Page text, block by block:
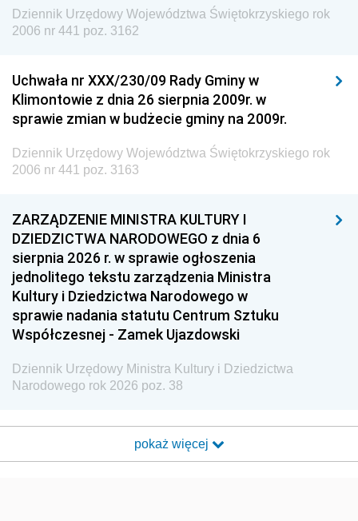
Dziennik Urzędowy Województwa Świętokrzyskiego rok
2006 nr 441 poz. 3162
Uchwała nr XXX/230/09 Rady Gminy w
Klimontowie z dnia 26 sierpnia 2009r. w
sprawie zmian w budżecie gminy na 2009r.
Dziennik Urzędowy Województwa Świętokrzyskiego rok
2006 nr 441 poz. 3163
ZARZĄDZENIE MINISTRA KULTURY I
DZIEDZICTWA NARODOWEGO z dnia 6
sierpnia 2026 r. w sprawie ogłoszenia
jednolitego tekstu zarządzenia Ministra
Kultury i Dziedzictwa Narodowego w
sprawie nadania statutu Centrum Sztuku
Współczesnej - Zamek Ujazdowski
Dziennik Urzędowy Ministra Kultury i Dziedzictwa
Narodowego rok 2026 poz. 38
pokaż więcej